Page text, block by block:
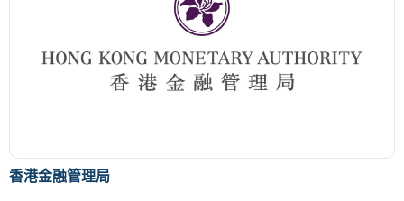
香港金融管理局